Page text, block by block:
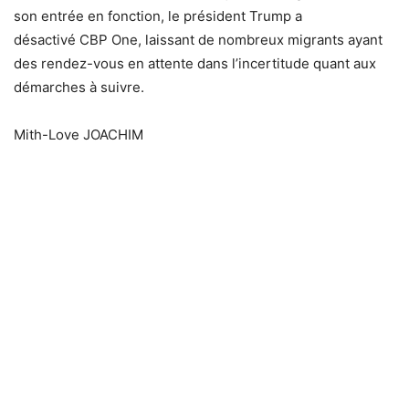
son entrée en fonction, le président Trump a
désactivé CBP One, laissant de nombreux migrants ayant
des rendez-vous en attente dans l’incertitude quant aux
démarches à suivre.
Mith-Love JOACHIM